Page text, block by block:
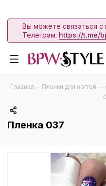
Вы можете связаться с
Телеграм: https://t.me/
Главная - Пленки для ногтей
Пленка 037